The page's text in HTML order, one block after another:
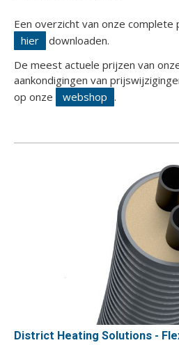
Een overzicht van onze complete
hier
downloaden.
De meest actuele prijzen van
aankondigingen van
op onze
webshop .
District Heating Solutions -